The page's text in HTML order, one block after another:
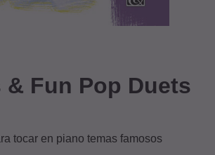
& Fun Pop Duets
tocar en piano temas famosos